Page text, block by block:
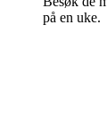
på en uke.